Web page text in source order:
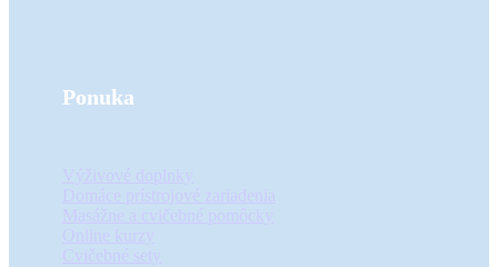
Ponuka